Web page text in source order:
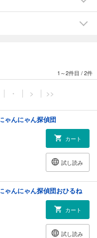
1～2件目 /2件
・ > >>
ゃんにゃん探偵団
カート
試し読み
んにゃん探偵団おひるね
カート
試し読み